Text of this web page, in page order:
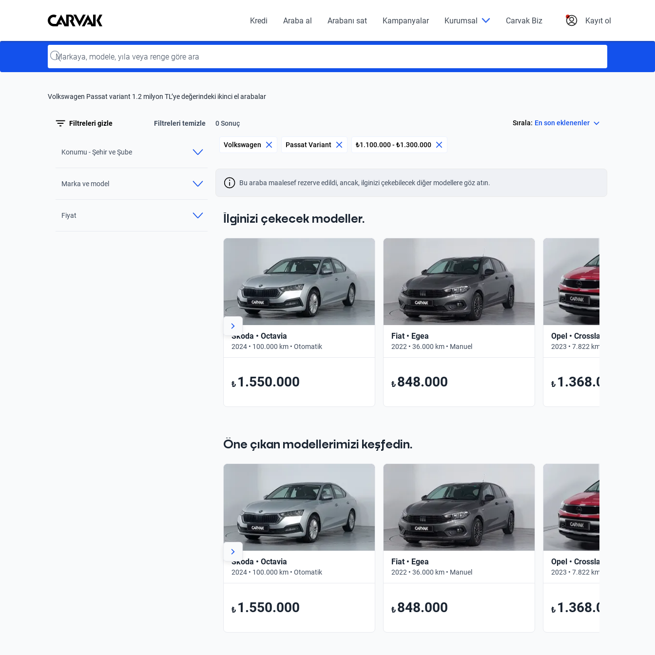
Kavak
Kavak Kredi Araba al Arabanı sat Kampanyalar Kurumsal Carvak Biz Kayıt ol
Input
Volkswagen Passat variant 1.2 milyon TL’ye değerindeki ikinci el arabalar
Filtreleri gizle Filtreleri temizle 0 Sonuç Sırala: En son eklenenler
Konumu - Şehir ve Şube
Marka ve model
Fiyat
Volkswagen Passat Variant ₺1.100.000 - ₺1.300.000
Bu araba maalesef rezerve edildi, ancak, ilginizi çekebilecek diğer modellere göz atın.
İlginizi çekecek modeller.
Skoda • Octavia
2024 • 100.000 km • Otomatik
₺ 1.550.000
Fiat • Egea
2022 • 36.000 km • Manuel
₺ 848.000
Opel • Crossland
2023 • 7.822 km • Otomatik
₺ 1.368.000
Öne çıkan modellerimizi keşfedin.
Skoda • Octavia
2024 • 100.000 km • Otomatik
₺ 1.550.000
Fiat • Egea
2022 • 36.000 km • Manuel
₺ 848.000
Opel • Crossland
2023 • 7.822 km • Otomatik
₺ 1.368.000